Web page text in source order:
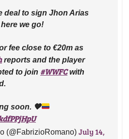
deal to sign Jhon Arias
we go!
fee close to €20m as
reports and the player
to join #WWFCwith
soon. 🧡
(@FabrizioRomano) July 14,